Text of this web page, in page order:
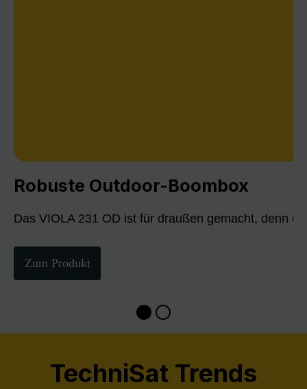
Robuste Outdoor-Boombox
Das VIOLA 231 OD ist für draußen gemacht, denn
Zum Produkt
TechniSat Trends